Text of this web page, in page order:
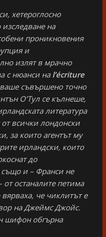
хетероглосно
на
проникновения
и
излят в мрачно
с нюанси на l’écriture
съвършено точно
О’Тул се кълнеше,
литература
всички лондонски
за които агентът му
ирландски, които
до
и – Франси не
останалите петима
че чиклитът е
на Джеймс Джойс.
шифон обгърна